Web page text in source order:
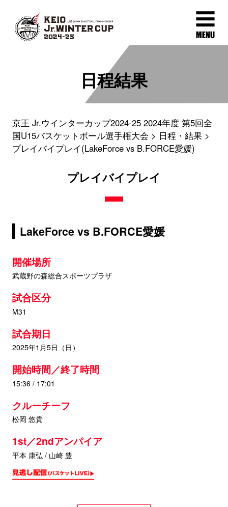
日程結果
京王 Jr.ウインターカップ2024-25 2024年度 第5回全
国U15バスケットボール選手権大会
日程・結果
プレイバイプレイ(LakeForce vs B.FORCE愛媛)
プレイバイプレイ
LakeForce vs B.FORCE愛媛
開催場所
武蔵野の森総合スポーツプラザ
試合区分
M31
試合期日
2025年1月5日（日）
開始時間／終了時間
15:36 / 17:01
クルーチーフ
松岡 悠貴
1st／2ndアンパイア
平本 康弘 / 山崎 豊